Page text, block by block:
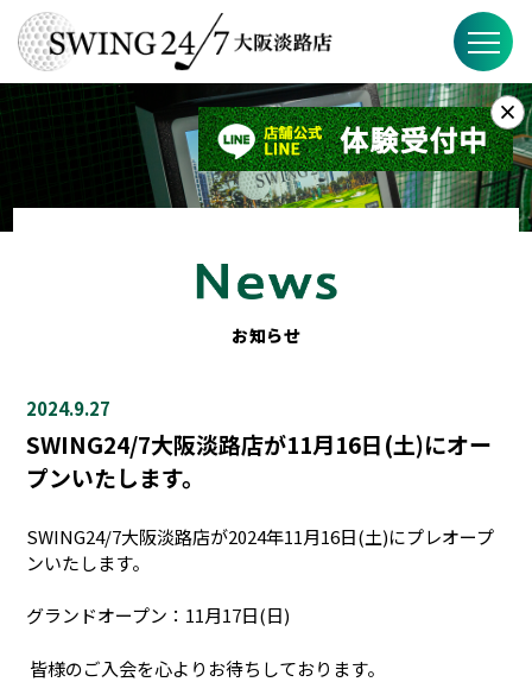
お知らせ
SWING24/7とは？
料金
お知らせ
2024.9.27
SWING24/7大阪淡路店が11月16日(土)にオー
プンいたします。
SWING24/7大阪淡路店が2024年11月16日(土)にプレオープ
ンいたします。
グランドオープン：11月17日(日)
皆様のご入会を心よりお待ちしております。
×